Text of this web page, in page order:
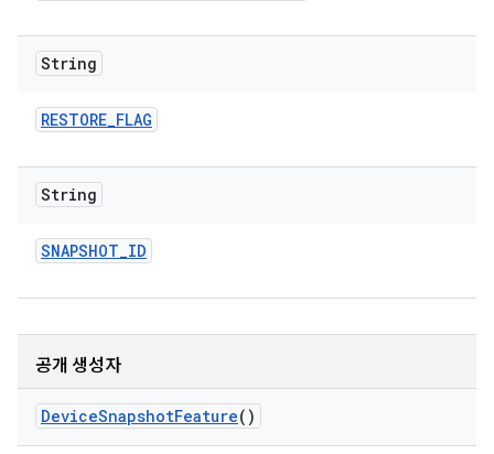
String
RESTORE_FLAG
String
SNAPSHOT_ID
공개 생성자
DeviceSnapshotFeature()